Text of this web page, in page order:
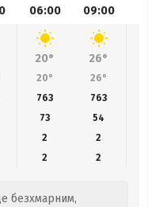
06:00 09:00
20° 26°
20° 26°
763 763
73 54
2
2
2 2
безхмарним,